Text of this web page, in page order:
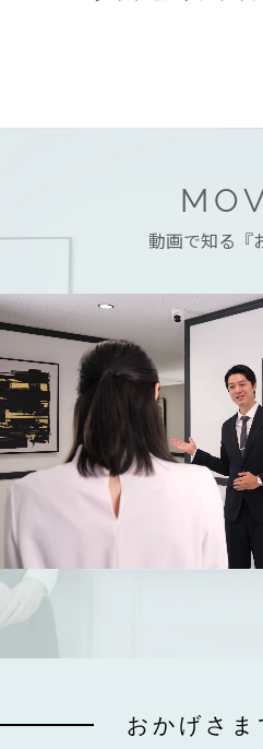
動画で知る『
おかげさま